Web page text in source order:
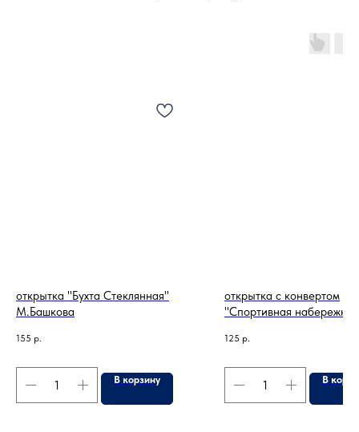
открытка "Бухта Стеклянная"
М.Башкова
155 р.
В корзину
открытка с конвертом
"Спортивная
125 р.
В